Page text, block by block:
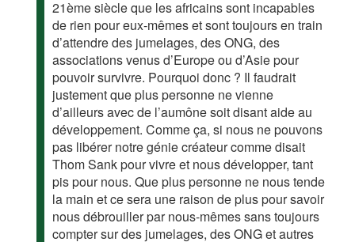
21ème siècle que les africains sont incapables
de rien pour eux-mêmes et sont toujours en train
d’attendre des jumelages, des ONG, des
associations venus d’Europe ou d’Asie pour
pouvoir survivre. Pourquoi donc ? Il faudrait
justement que plus personne ne vienne
d’ailleurs avec de l’aumône soit disant aide au
développement. Comme ça, si nous ne pouvons
pas libérer notre génie créateur comme disait
Thom Sank pour vivre et nous développer, tant
pis pour nous. Que plus personne ne nous tende
la main et ce sera une raison de plus pour savoir
nous débrouiller par nous-mêmes sans toujours
compter sur des jumelages, des ONG et autres